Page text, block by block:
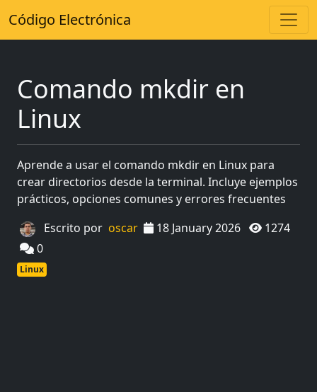
Código Electrónica
Comando mkdir en
Linux
Aprende a usar el comando mkdir en Linux para
crear directorios desde la terminal. Incluye ejemplos
prácticos, opciones comunes y errores frecuentes
Escrito por oscar 18 January 2026
1274
0
Linux